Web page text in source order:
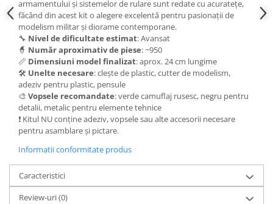
Vallejo Auxiliaries
Vallejo Acrylic Textures
Vopsea la sticluta
Vallejo Liquid Gold
Vallejo Surface Primer
Vallejo Weathering Effects
Vallejo Model Wash
Vallejo Metal Color
AK Interactive
Vopsea Chrome
Creioane Weathering
Auxiliare
armamentului și sistemelor de rulare sunt redate cu acuratețe,
făcând din acest kit o alegere excelentă pentru pasionații de
modelism militar și diorame contemporane.
🔧 Nivel de dificultate estimat: Avansat
🧙 Număr aproximativ de piese: ~950
📏 Dimensiuni model finalizat: aprox. 24 cm lungime
🛠️ Unelte necesare: clește de plastic, cutter de modelism,
adeziv pentru plastic, pensule
🎨 Vopsele recomandate: verde camuflaj rusesc, negru pentru
detalii, metalic pentru elemente tehnice
❗ Kitul NU conține adeziv, vopsele sau alte accesorii necesare
pentru asamblare și pictare.
Informatii conformitate produs
Caracteristici
Review-uri(0)